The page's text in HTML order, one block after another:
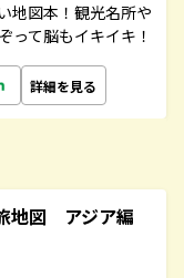
地図本！観光名所や
って脳もイキイキ！
詳細を見る
地図 アジア編